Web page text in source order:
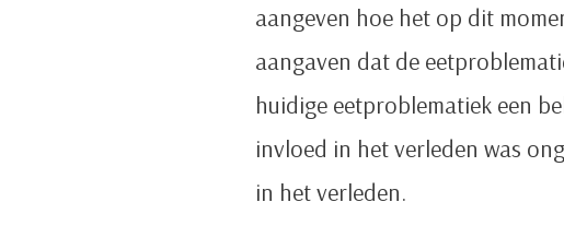
aangeven hoe het op dit
aangaven dat de
huidige eetproblematiek een
invloed in het verleden was
in het verleden.